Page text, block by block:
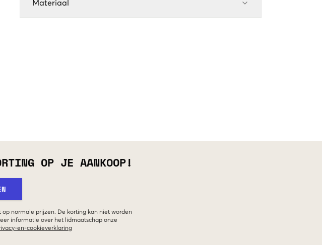
Materiaal
OP JE AANKOOP!
normale prijzen. De korting kan niet worden
informatie over het lidmaatschap onze
en-cookieverklaring